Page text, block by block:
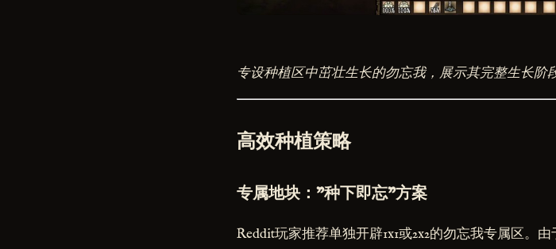
专设种植区中茁壮生长的勿忘我，展示其完整生长阶
高效种植策略
专属地块："种下即忘"方案
Reddit玩家推荐单独开辟1x1或2x2的勿忘我专属区。